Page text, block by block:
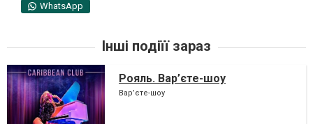
WhatsApp
Інші подіїї зараз
Рояль. Вар’єте-шоу
Вар’єте-шоу